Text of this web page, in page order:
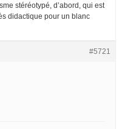
stéréotypé, d’abord, qui est
didactique pour un blanc
#5721